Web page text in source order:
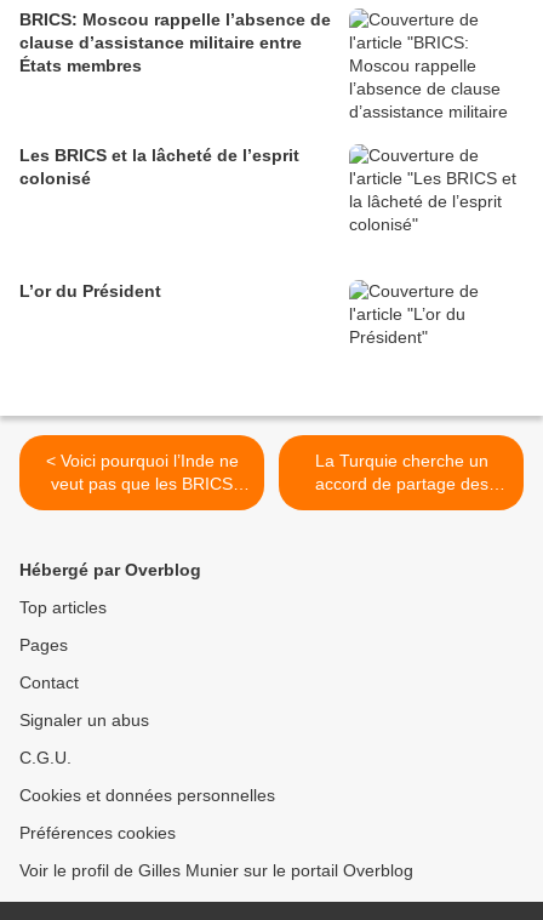
BRICS: Moscou rappelle l’absence de
clause d’assistance militaire entre
États membres
Les BRICS et la lâcheté de l’esprit
colonisé
L’or du Président
< Voici pourquoi l’Inde ne
veut pas que les BRICS
démantèlent l’ordre mondial
La Turquie cherche un
accord de partage des
revenus avec l’Irak pour
Hébergé par Overblog
Top articles
Pages
Contact
Signaler un abus
C.G.U.
Cookies et données personnelles
Préférences cookies
Voir le profil de Gilles Munier sur le portail Overblog